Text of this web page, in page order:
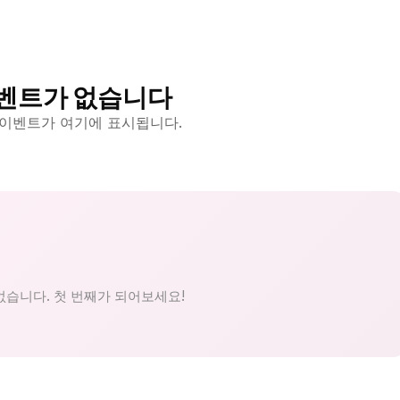
트가 없습니다
벤트가 여기에 표시됩니다.
습니다. 첫 번째가 되어보세요!